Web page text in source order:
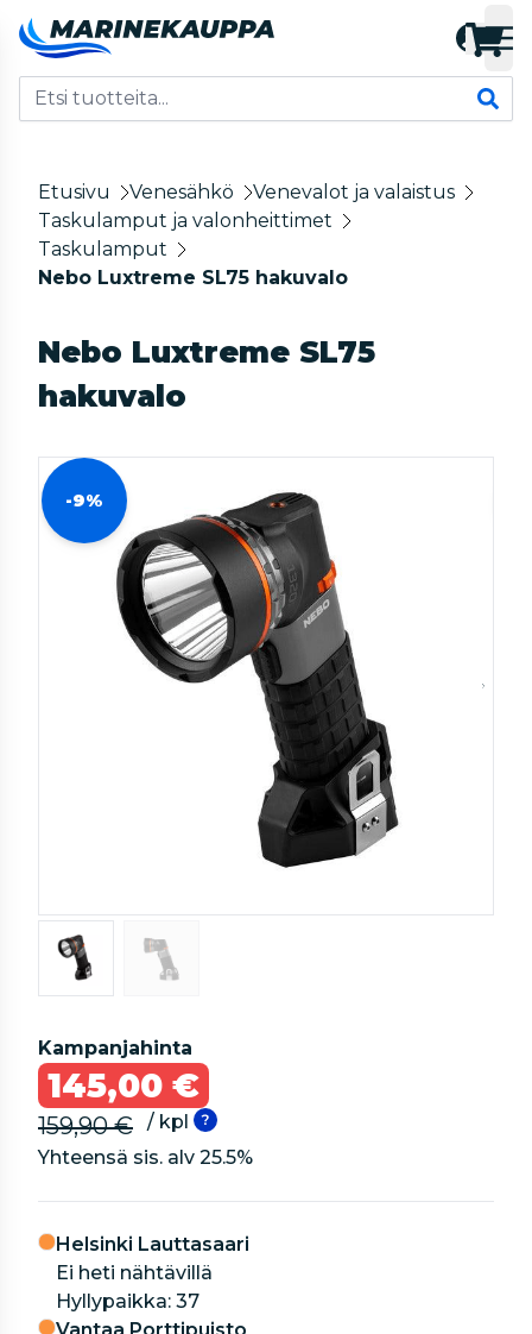
Etusivu Venesähkö
Venevalot ja valaistus
Taskulamput ja valonheittimet
Taskulamput
Nebo Luxtreme SL75 hakuvalo
Nebo Luxtreme SL75
hakuvalo
-9%
Kampanjahinta
145,00 €
159,90 €
/ kpl
Yhteensä sis. alv 25.5%
Helsinki Lauttasaari
Ei heti nähtävillä
hyllypaikka: 37